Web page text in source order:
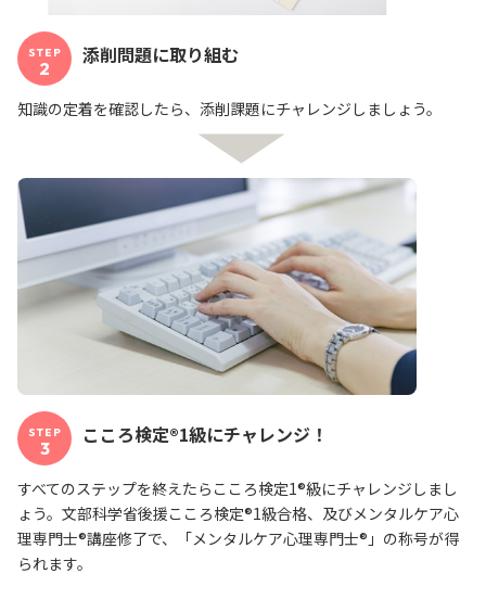
STEP
2
添削問題に取り組む
知識の定着を確認したら、添削課題にチャレンジしましょう。
STEP
3
こころ検定®1級にチャレンジ！
すべてのステップを終えたらこころ検定1®級にチャレンジしまし
ょう。文部科学省後援こころ検定®1級合格、及びメンタルケア心
理専門士®講座修了で、「メンタルケア心理専門士®」の称号が得
られます。